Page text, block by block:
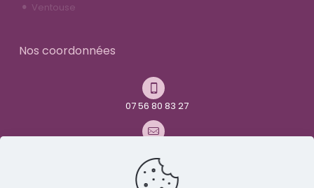
Ventouse
Nos coordonnées
07 56 80 83 27